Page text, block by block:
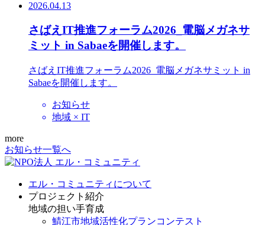
2026.04.13
さばえIT推進フォーラム2026_電脳メガネサ
ミット in Sabaeを開催します。
さばえIT推進フォーラム2026_電脳メガネサミット in
Sabaeを開催します。
お知らせ
地域 × IT
more
お知らせ一覧へ
エル・コミュニティについて
プロジェクト紹介
地域の担い手育成
鯖江市地域活性化プランコンテスト